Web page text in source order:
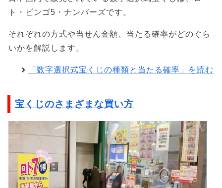
ト・ビンゴ5・ナンバーズです。
それぞれの方式や当せん金額、当たる確率がどのぐら
いかを解説します。
「数字選択式宝くじの種類と当たる確率」を読む
宝くじのさまざまな買い方